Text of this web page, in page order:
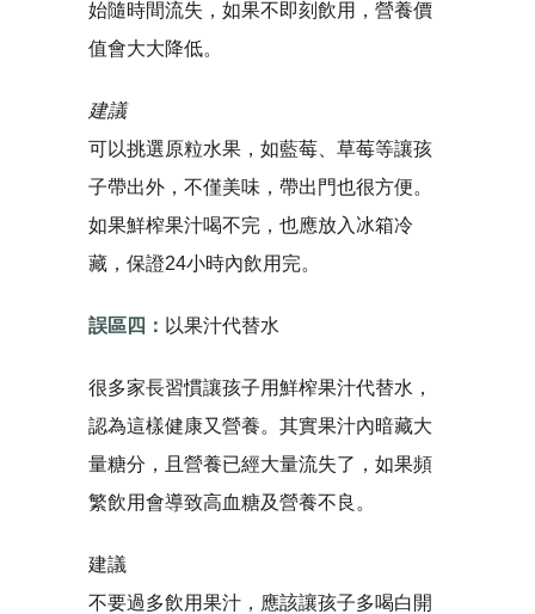
始隨時間流失，如果不即刻飲用，營養價
值會大大降低。
建議
可以挑選原粒水果，如藍莓、草莓等讓孩
子帶出外，不僅美味，帶出門也很方便。
如果鮮榨果汁喝不完，也應放入冰箱冷
藏，保證24小時內飲用完。
誤區四： 以果汁代替水
很多家長習慣讓孩子用鮮榨果汁代替水，
認為這樣健康又營養。其實果汁內暗藏大
量糖分，且營養已經大量流失了，如果頻
繁飲用會導致高血糖及營養不良。
建議
不要過多飲用果汁，應該讓孩子多喝白開